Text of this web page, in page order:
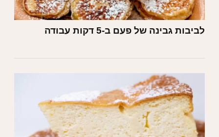
לביבות גבינה של פעם ב-5 דקות עבודה